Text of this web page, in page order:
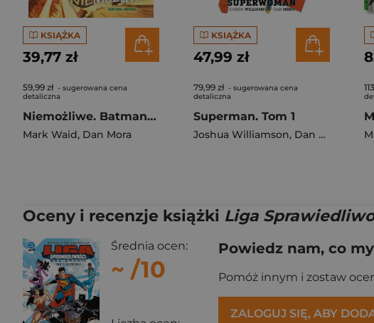
KSIĄŻKA
39,77 zł
59,99 zł - sugerowana cena
detaliczna
Niemożliwe. Batman/Superman. World's Finest. Tom 6
Mark Waid, Dan Mora
KSIĄŻKA
47,99 zł
79,99 zł - sugerowana cena
detaliczna
Superman. Tom 1
Joshua Williamson, Dan Mora
Oceny i recenzje książki Liga
Średnia ocen:
~ /10
Powiedz nam, co
Pomóż innym i zostaw
ZALOGUJ SIĘ, ABY